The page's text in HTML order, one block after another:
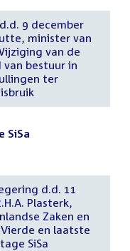
9 december
minister van
van de
bestuur in
ter
SiSa
d.d. 11
Plasterk,
Zaken en
en laatste
SiSa